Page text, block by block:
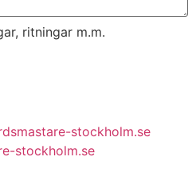
ritningar m.m.
stockholm.se
stockholm.se